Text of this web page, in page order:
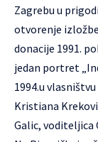
Zagrebu u
otvorenje
donacije 1991.
jedan portret
1994.u
Kristiana
Galic, voditeljica